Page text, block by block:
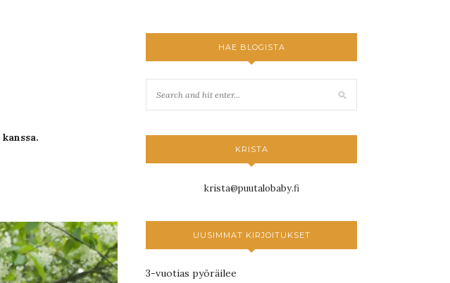
kanssa.
HAE BLOGISTA
KRISTA
krista@puutalobaby.fi
UUSIMMAT KIRJOITUKSET
3-vuotias pyöräilee